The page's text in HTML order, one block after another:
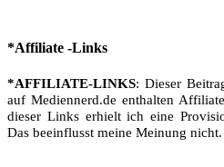
*Affiliate -Links
*AFFILIATE-LINKS: Dieser
auf Mediennerd.de enthalten
dieser Links erhielt ich eine
Das beeinflusst meine Meinung nicht.